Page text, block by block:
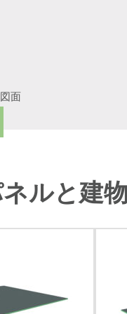
面
ルと建